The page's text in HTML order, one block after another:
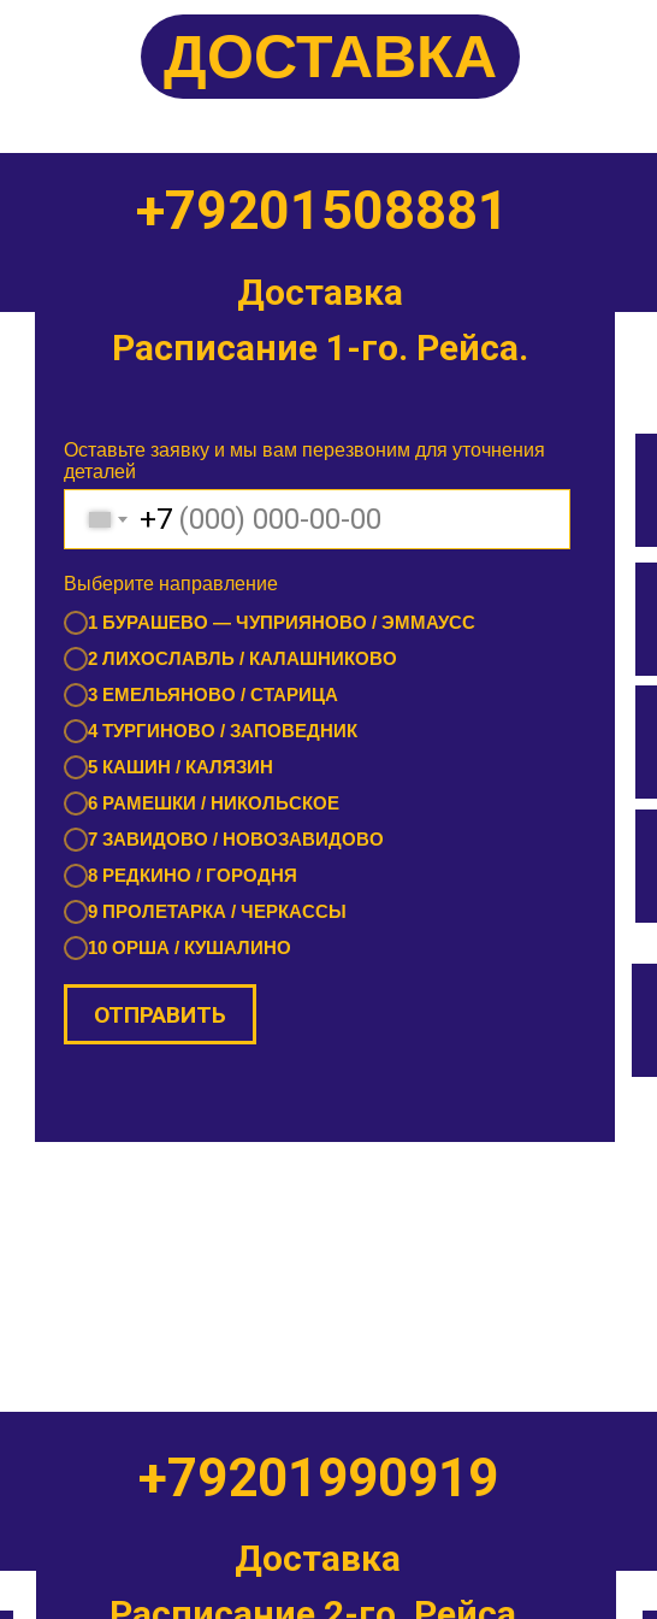
ДОСТАВКА
Оставьте заявку и мы вам перезвоним для уточнения
деталей
+7
Выберите направление
1 БУРАШЕВО — ЧУПРИЯНОВО / ЭММАУСС
2 ЛИХОСЛАВЛЬ / КАЛАШНИКОВО
3 ЕМЕЛЬЯНОВО / СТАРИЦА
4 ТУРГИНОВО / ЗАПОВЕДНИК
5 КАШИН / КАЛЯЗИН
6 РАМЕШКИ / НИКОЛЬСКОЕ
7 ЗАВИДОВО / НОВОЗАВИДОВО
8 РЕДКИНО / ГОРОДНЯ
9 ПРОЛЕТАРКА / ЧЕРКАССЫ
10 ОРША / КУШАЛИНО
ОТПРАВИТЬ
Доставка
Расписание 1-го. Рейса.
Доставка
+79201990919
+79201508881